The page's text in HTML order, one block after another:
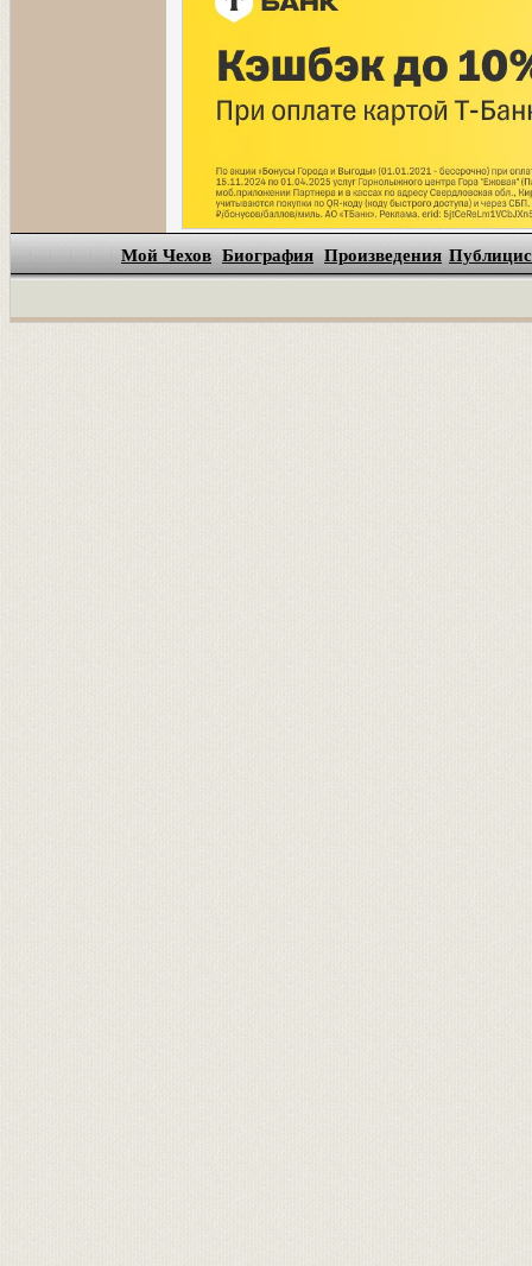
Мой Чехов Биография Произведения